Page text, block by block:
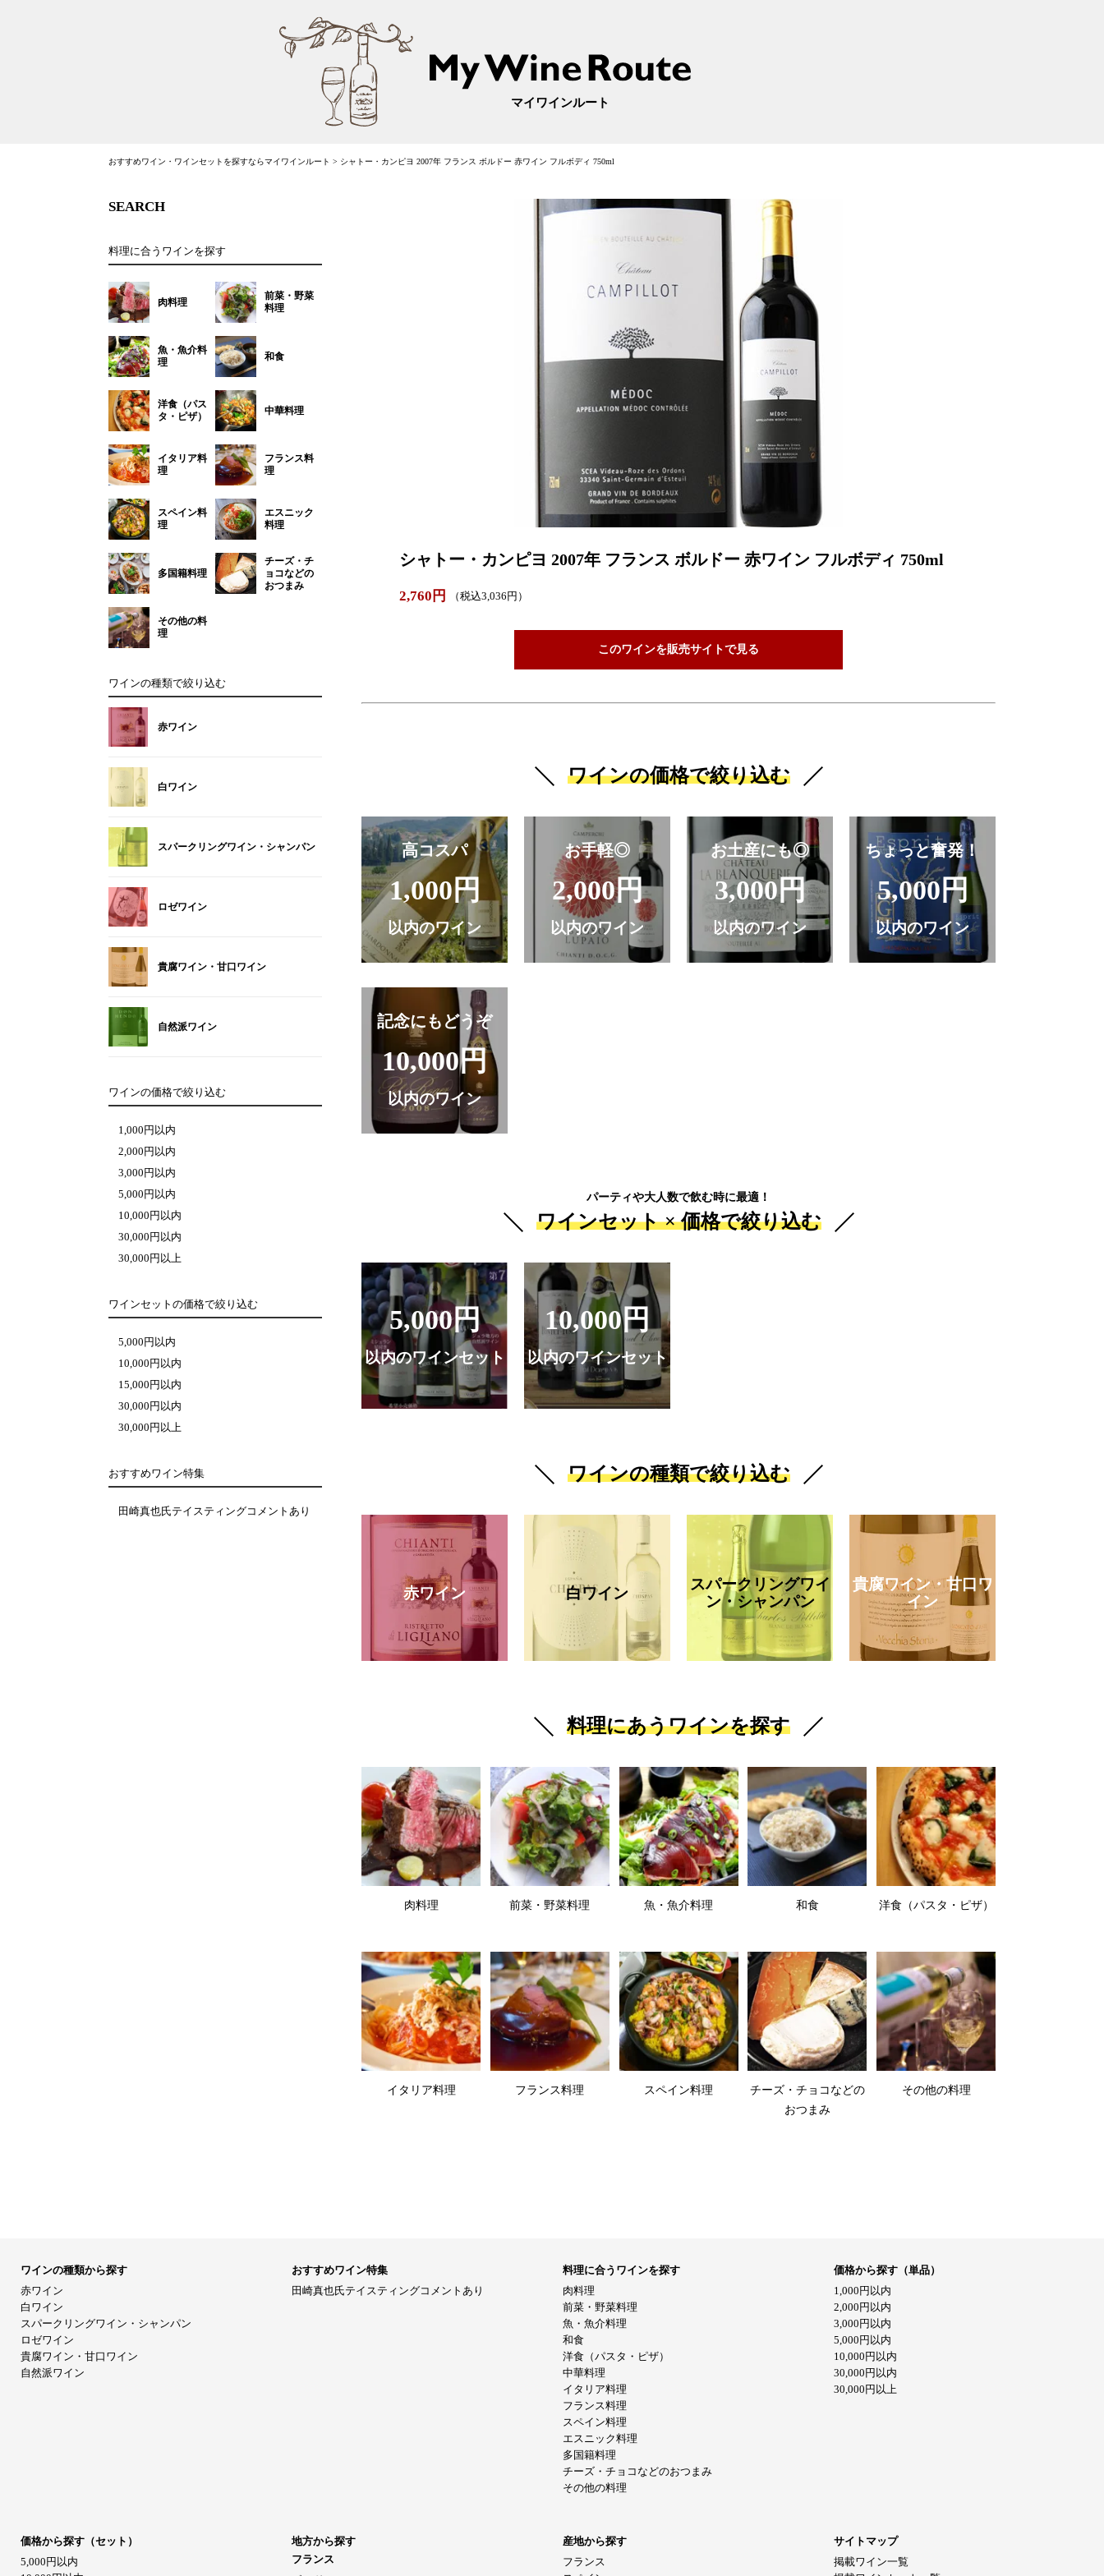
マイワインルート
おすすめワイン・ワインセットを探すならマイワインルート > シャトー・カンピヨ 2007年 フランス ボルドー 赤ワイン フルボディ 750ml
SEARCH
料理に合うワインを探す
肉料理
前菜・野菜
料理
魚・魚介料
理
和食
洋食（パス
タ・ピザ）
中華料理
イタリア料
理
フランス料
理
スペイン料
理
エスニック
料理
多国籍料理
チーズ・チ
ョコなどの
おつまみ
その他の料
理
ワインの種類で絞り込む
赤ワイン
白ワイン
スパークリングワイン・シャンパン
ロゼワイン
貴腐ワイン・甘口ワイン
自然派ワイン
ワインの価格で絞り込む
1,000円以内
2,000円以内
3,000円以内
5,000円以内
10,000円以内
30,000円以内
30,000円以上
ワインセットの価格で絞り込む
5,000円以内
10,000円以内
15,000円以内
30,000円以内
30,000円以上
おすすめワイン特集
田崎真也氏テイスティングコメントあり
シャトー・カンピヨ 2007年 フランス ボルドー 赤ワイン フルボディ 750ml
2,760円 （税込3,036円）
このワインを販売サイトで見る
ワインの価格で絞り込む
高コスパ
1,000円
以内のワイン
お手軽◎
2,000円
以内のワイン
お土産にも◎
3,000円
以内のワイン
ちょっと奮発！
5,000円
以内のワイン
記念にもどうぞ
10,000円
以内のワイン
パーティや大人数で飲む時に最適！
ワインセット ×価格で絞り込む
5,000円
以内のワインセット
10,000円
以内のワインセット
ワインの種類で絞り込む
赤ワイン 白ワイン
スパークリングワイ
ン・シャンパン
貴腐ワイン・甘口ワ
イン
料理にあうワインを探す
肉料理 前菜・野菜料理 魚・魚介料理 和食 洋食（パスタ・ピザ）
イタリア料理 フランス料理 スペイン料理
チーズ・チョコなどの
おつまみ
その他の料理
ワインの種類から探す
赤ワイン
白ワイン
スパークリングワイン・シャンパン
ロゼワイン
貴腐ワイン・甘口ワイン
自然派ワイン
おすすめワイン特集
田崎真也氏テイスティングコメントあり
料理に合うワインを探す
肉料理
前菜・野菜料理
魚・魚介料理
和食
洋食（パスタ・ピザ）
中華料理
イタリア料理
フランス料理
スペイン料理
エスニック料理
多国籍料理
チーズ・チョコなどのおつまみ
その他の料理
価格から探す（単品）
1,000円以内
2,000円以内
3,000円以内
5,000円以内
10,000円以内
30,000円以内
30,000円以上
価格から探す（セット）
5,000円以内
地方から探す
フランス
産地から探す
フランス
サイトマップ
掲載ワイン一覧